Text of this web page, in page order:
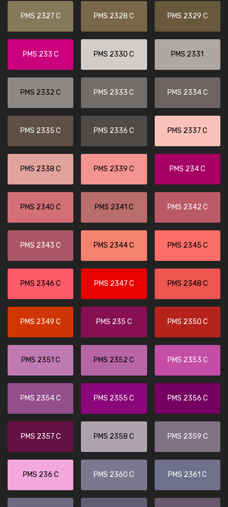
PMS 2327 C PMS 2328 C PMS 2329 C
PMS 233 C PMS 2330 C PMS 2331
PMS 2332 C PMS 2333 C PMS 2334 C
PMS 2335 C PMS 2336 C PMS 2337 C
PMS 2338 C PMS 2339 C PMS 234 C
PMS 2340 C PMS 2341 C PMS 2342 C
PMS 2343 C PMS 2344 C PMS 2345 C
PMS 2346 C PMS 2347 C PMS 2348 C
PMS 2349 C PMS 235 C PMS 2350 C
PMS 2351 C PMS 2352 C PMS 2353 C
PMS 2354 C PMS 2355 C PMS 2356 C
PMS 2357 C PMS 2358 C PMS 2359 C
PMS 236 C PMS 2360 C PMS 2361 C